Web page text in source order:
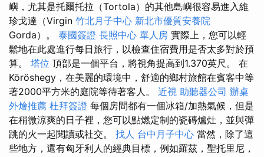
嶼，尤其是托爾托拉（Tortola）的其他島嶼很容易進入維
珍戈達（Virgin 竹北月子中心 新北市優質安養院
Gorda）。 泰國簽證 長照中心 單人房 實際上，您可以輕
鬆地在此處進行每日旅行，以檢查住宿費用是否太多對於預
算。 塔位 頂部是一個平台，將視角提高到1.370英尺。 在
Köröshegy，在美麗的環境中，舒適的鄉村旅館在賓客中等
著2000平方米的庭院等待著客人。 近視 助聽器公司 辦桌
外燴推薦 杜拜簽證 每個房間都有一個冰箱/加熱氣候，但是
在稍微涼爽的日子裡，您可以點燃定制的瓷磚爐灶，並與彈
跳的火一起閱讀或社交。 找人 台中月子中心 當然，除了這
些地方，還有匈牙利人的經典目標，例如羅茲，聖托里尼，